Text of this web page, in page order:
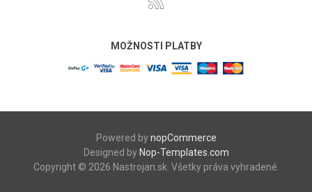
MOŽNOSTI PLATBY
Powered bynopCommerce
Designed by Nop-Templates.com
Copyright © 2026 Nastrojan.sk. Všetky práva vyhradené.